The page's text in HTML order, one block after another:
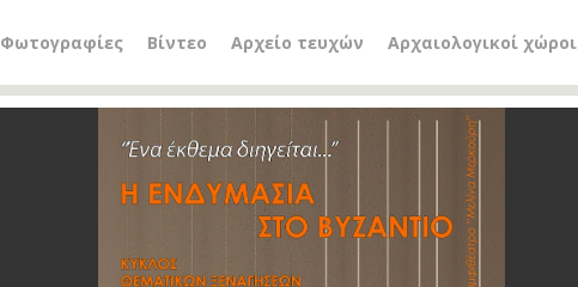
Φωτογραφίες Βίντεο Αρχείο τευχών Αρχαιολογικοί χώροι